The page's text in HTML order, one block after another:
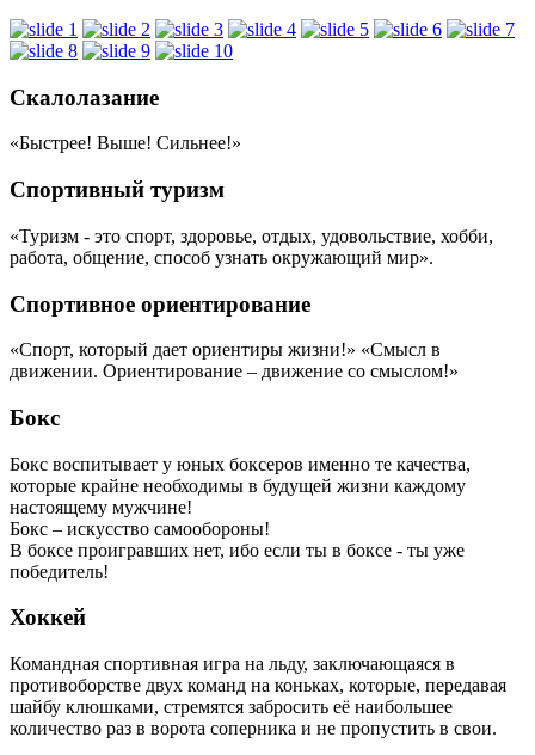
Скалолазание
«Быстрее! Выше! Сильнее!»
Спортивный туризм
«Туризм - это спорт, здоровье, отдых, удовольствие, хобби,
работа, общение, способ узнать окружающий мир».
Спортивное ориентирование
«Спорт, который дает ориентиры жизни!» «Смысл в
движении. Ориентирование – движение со смыслом!»
Бокс
Бокс воспитывает у юных боксеров именно те качества,
которые крайне необходимы в будущей жизни каждому
настоящему мужчине!
Бокс – искусство самообороны!
В боксе проигравших нет, ибо если ты в боксе - ты уже
победитель!
Хоккей
Командная спортивная игра на льду, заключающаяся в
противоборстве двух команд на коньках, которые, передавая
шайбу клюшками, стремятся забросить её наибольшее
количество раз в ворота соперника и не пропустить в свои.